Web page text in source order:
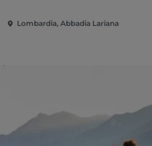
Lombardia, Abbadia Lariana